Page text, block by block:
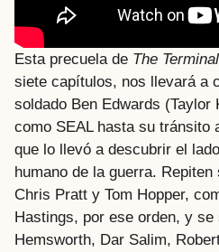
Esta precuela de The
siete capítulos, nos llevará a
soldado Ben Edwards
como SEAL hasta su tránsito
que lo llevó a descubrir el
humano de la guerra.
Chris Pratt y Tom Hopper,
Hastings, por ese orden, y
Hemsworth, Dar Salim,